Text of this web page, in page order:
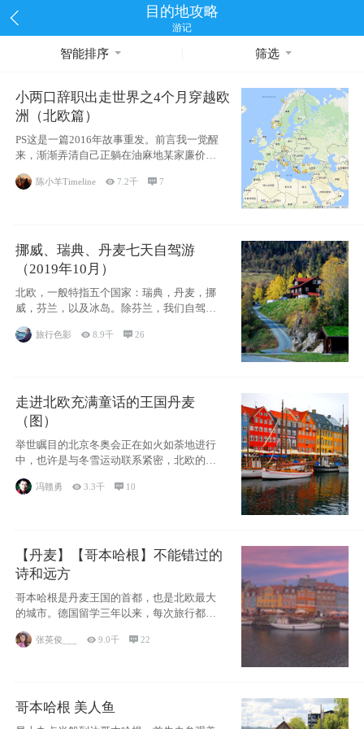
目的地攻略
游记
智能排序 筛选
小两口辞职出走世界之4个月穿越欧
洲（北欧篇）
PS这是一篇2016年故事重发。前言我一觉醒
来，渐渐弄清自己正躺在油麻地某家廉价宾
馆
陈小羊Timeline 7.2千 7
挪威、瑞典、丹麦七天自驾游
（2019年10月）
北欧，一般特指五个国家：瑞典，丹麦，挪
威，芬兰，以及冰岛。除芬兰，我们自驾游
旅行色影 8.9千 26
走进北欧充满童话的王国丹麦
（图）
举世瞩目的北京冬奥会正在如火如荼地进行
中，也许是与冬雪运动联系紧密，北欧的一
些国家因
冯赣勇 3.3千  10
【丹麦】【哥本哈根】不能错过的
诗和远方
哥本哈根是丹麦王国的首都，也是北欧最大
的城市。德国留学三年以来，每次旅行都是
张英俊___ 9.0千 22
哥本哈根 美人鱼